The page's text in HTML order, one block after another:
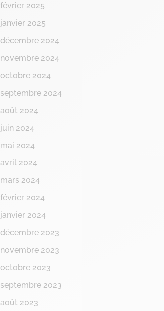
février 2025
janvier 2025
décembre 2024
novembre 2024
octobre 2024
septembre 2024
août 2024
juin 2024
mai 2024
avril 2024
mars 2024
février 2024
janvier 2024
décembre 2023
novembre 2023
octobre 2023
septembre 2023
août 2023